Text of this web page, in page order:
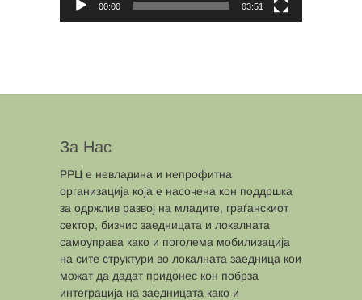
00:00 03:51
За Нас
РРЦ е невладина и непрофитна
организација која е насочена кон поддршка
за одржлив развој на младите, граѓанскиот
сектор, бизнис заедницата и локалната
самоуправа како и поголема мобилизација
на сите структури во локалната заедница кои
можат да дадат придонес кон побрза
интеграција на заедницата како и